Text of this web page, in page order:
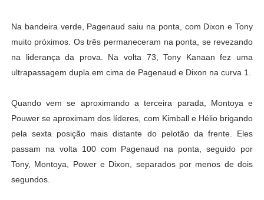
Na bandeira verde, Pagenaud saiu na ponta, com Dixon e Tony
muito próximos. Os três permaneceram na ponta, se revezando
na liderança da prova. Na volta 73, Tony Kanaan fez uma
ultrapassagem dupla em cima de Pagenaud e Dixon na curva 1.
Quando vem se aproximando a terceira parada, Montoya e
Pouwer se aproximam dos líderes, com Kimball e Hélio brigando
pela sexta posição mais distante do pelotão da frente. Eles
passam na volta 100 com Pagenaud na ponta, seguido por
Tony, Montoya, Power e Dixon, separados por menos de dois
segundos.